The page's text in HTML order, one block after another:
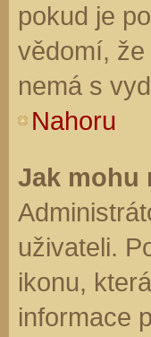
pokud je
vědomí,
nemá s
Nahoru
Jak mohu
uživateli.
ikonu,
informace